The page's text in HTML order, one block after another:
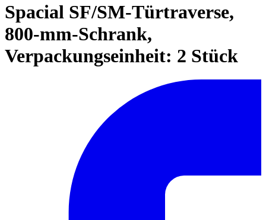
Spacial SF/SM-Türtraverse,
800-mm-Schrank,
Verpackungseinheit: 2 Stück